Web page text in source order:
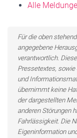
Alle
Für die oben
angegebene
verantwortlich.
Pressetextes, sowie
und
übernimmt keine
der dargestellten
anderen Störungen
Fahrlässigkeit. Die
Eigeninformation